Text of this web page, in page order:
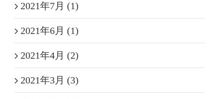
2021年7月 (1)
2021年6月 (1)
2021年4月 (2)
2021年3月 (3)